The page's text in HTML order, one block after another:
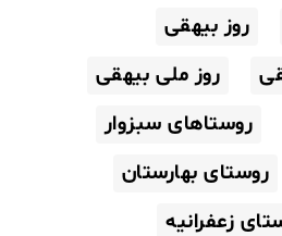
روز بیهقی
روز ملی بیهقی
روستاهای سبزوار
روستای بهارستان
زعفرانیه